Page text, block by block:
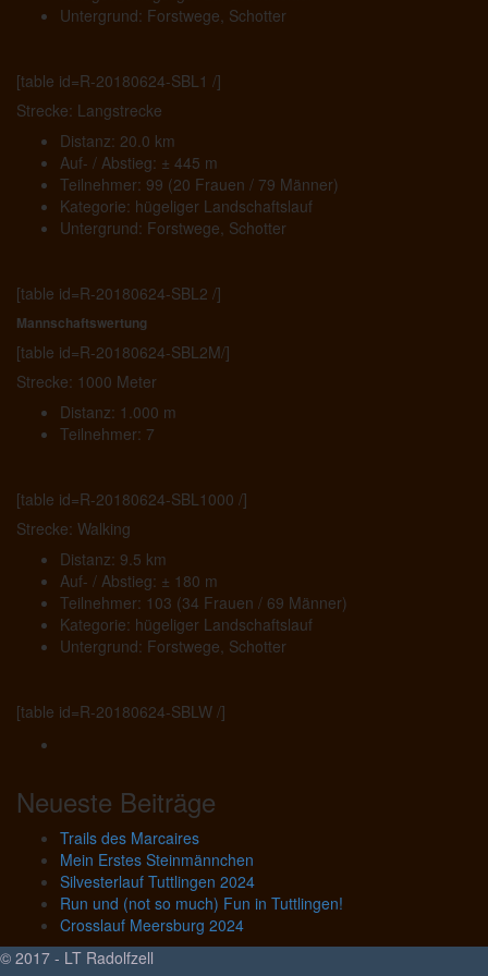
Untergrund: Forstwege, Schotter
[table id=R-20180624-SBL1 /]
Strecke: Langstrecke
Distanz: 20.0 km
Auf- / Abstieg: ± 445 m
Teilnehmer: 99 (20 Frauen / 79 Männer)
Kategorie: hügeliger Landschaftslauf
Untergrund: Forstwege, Schotter
[table id=R-20180624-SBL2 /]
Mannschaftswertung
[table id=R-20180624-SBL2M/]
Strecke: 1000 Meter
Distanz: 1.000 m
Teilnehmer: 7
[table id=R-20180624-SBL1000 /]
Strecke: Walking
Distanz: 9.5 km
Auf- / Abstieg: ± 180 m
Teilnehmer: 103 (34 Frauen / 69 Männer)
Kategorie: hügeliger Landschaftslauf
Untergrund: Forstwege, Schotter
[table id=R-20180624-SBLW /]
Neueste Beiträge
Trails des Marcaires
Mein Erstes Steinmännchen
Silvesterlauf Tuttlingen 2024
Run und (not so much) Fun in Tuttlingen!
Crosslauf Meersburg 2024
© 2017 - LT Radolfzell